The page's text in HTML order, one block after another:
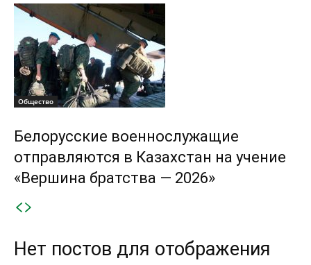
Общество
Белорусские военнослужащие
отправляются в Казахстан на учение
«Вершина братства — 2026»
Нет постов для отображения